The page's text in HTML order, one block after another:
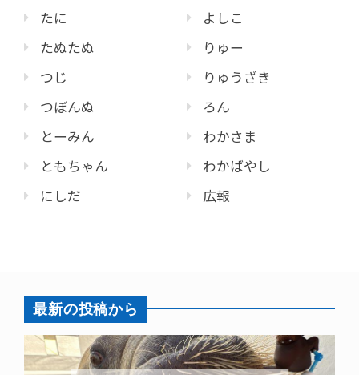
たに
たぬたぬ
つじ
つぼんぬ
とーみん
ともちゃん
にしだ
よしこ
りゅー
りゅうざき
ろん
わかさま
わかばやし
広報
最新の投稿から